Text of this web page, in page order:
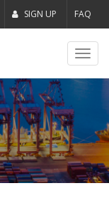
SIGN UP FAQ